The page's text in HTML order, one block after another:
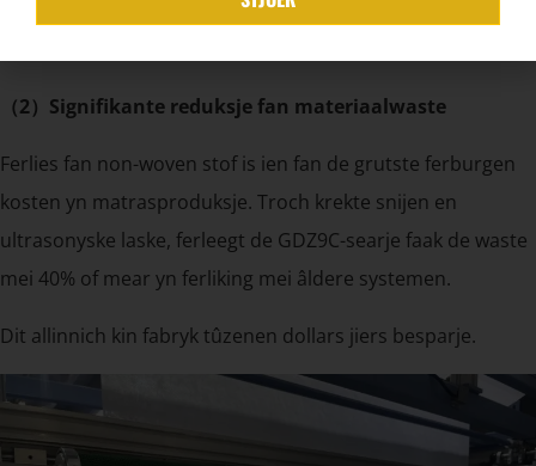
De GDZ9C-searje hâldt stabiliteit sels ûnder hege
（2）Signifikante reduksje fan materiaalwaste
Ferlies fan non-woven stof is ien fan de grutste ferburgen
kosten yn matrasproduksje. Troch krekte snijen en
ultrasonyske laske, ferleegt de GDZ9C-searje faak de waste
mei 40% of mear yn ferliking mei âldere systemen.
Dit allinnich kin fabryk tûzenen dollars jiers besparje.